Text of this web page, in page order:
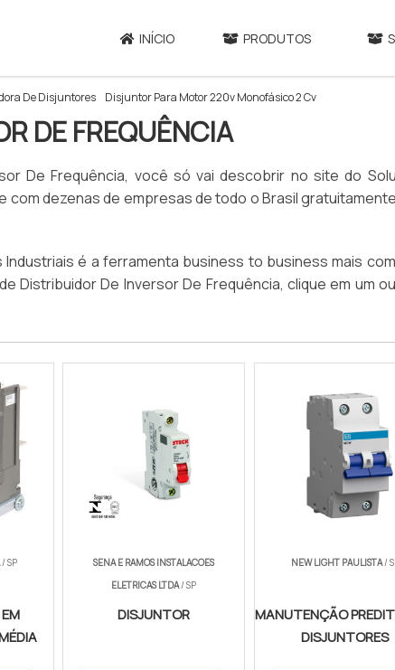
INÍCIO PRODUTOS
De Disjuntores Disjuntor Para Motor 220v Monofásico 2 Cv
DE FREQUÊNCIA
De Frequência, você só vai descobrir no site do
com dezenas de empresas de todo o Brasil
é a ferramenta business to business mais
Distribuidor De Inversor De Frequência, clique em um
/ SP
SENA E RAMOS INSTALACOES
ELETRICAS LTDA/ SP
DISJUNTOR
NEW LIGHT PAULISTA/
MANUTENÇÃO
DISJUNTORES